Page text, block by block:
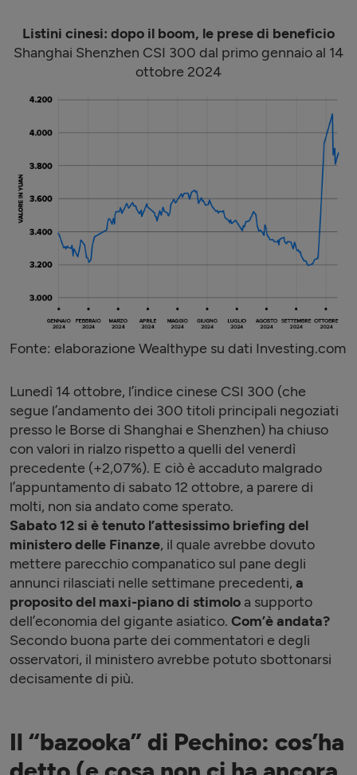
Listini cinesi: dopo il boom, le prese di beneficio
Shanghai Shenzhen CSI 300 dal primo gennaio al 14
ottobre 2024
Fonte: elaborazione Wealthype su dati Investing.com
Lunedì 14 ottobre, l’indice cinese CSI 300 (che
segue l’andamento dei 300 titoli principali negoziati
presso le Borse di Shanghai e Shenzhen) ha chiuso
con valori in rialzo rispetto a quelli del venerdì
precedente (+2,07%). E ciò è accaduto malgrado
l’appuntamento di sabato 12 ottobre, a parere di
molti, non sia andato come sperato.
Sabato 12 si è tenuto l’attesissimo briefing del
ministero delle Finanze, il quale avrebbe dovuto
mettere parecchio companatico sul pane degli
annunci rilasciati nelle settimane precedenti, a
proposito del maxi-piano di stimolo a supporto
dell’economia del gigante asiatico. Com’è andata?
Secondo buona parte dei commentatori e degli
osservatori, il ministero avrebbe potuto sbottonarsi
decisamente di più.
Il “bazooka” di Pechino: cos’ha